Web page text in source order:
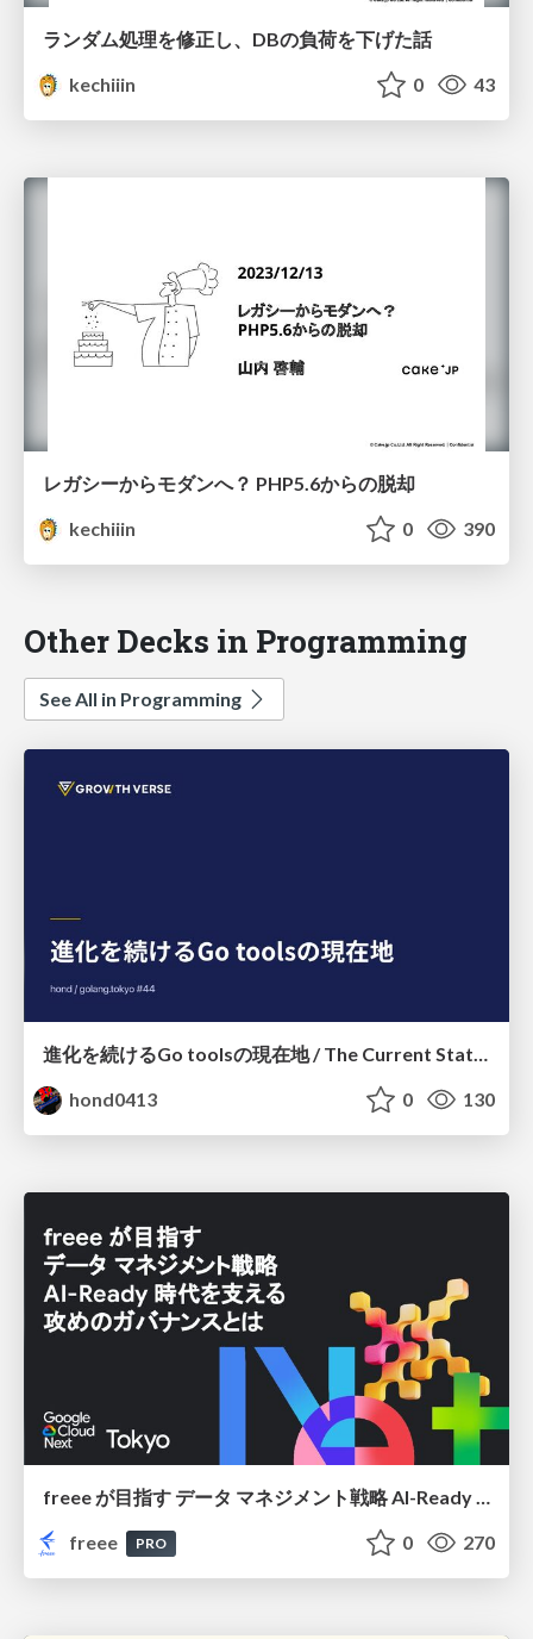
ランダム処理を修正し、DBの負荷を下げた話
kechiiin
0 43
レガシーからモダンへ？ PHP5.6からの脱却
kechiiin
0 390
Other Decks in Programming
See All in Programming
進化を続けるGo toolsの現在地 / The Current State of Ever-Evolving Go Tools
hond0413
0 130
freee が目指す データ マネジメント戦略 AI-Ready 時代を支える 攻めのガバナンスとは
freee
PRO 0 270